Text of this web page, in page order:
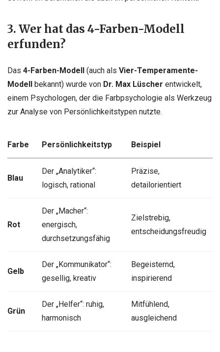
3. Wer hat das 4-Farben-Modell
erfunden?
Das 4-Farben-Modell (auch als Vier-Temperamente-
Modell bekannt) wurde von Dr. Max Lüscher entwickelt,
einem Psychologen, der die Farbpsychologie als Werkzeug
zur Analyse von Persönlichkeitstypen nutzte.
Farbe Persönlichkeitstyp Beispiel
Blau
Der „Analytiker“:
logisch, rational
Präzise,
detailorientiert
Rot
Der „Macher“:
energisch,
durchsetzungsfähig
Zielstrebig,
entscheidungsfreudig
Gelb
Der „Kommunikator“:
gesellig, kreativ
Begeisternd,
inspirierend
Grün
Der „Helfer“: ruhig,
harmonisch
Mitfühlend,
ausgleichend